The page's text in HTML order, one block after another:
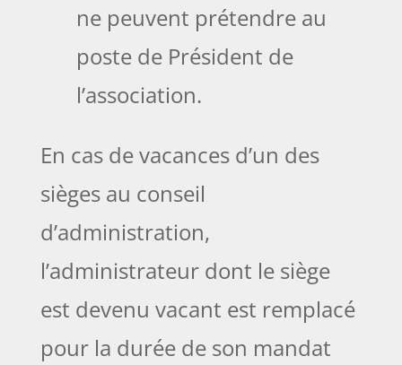
ne peuvent prétendre au
poste de Président de
l’association.
En cas de vacances d’un des
sièges au conseil
d’administration,
l’administrateur dont le siège
est devenu vacant est remplacé
pour la durée de son mandat